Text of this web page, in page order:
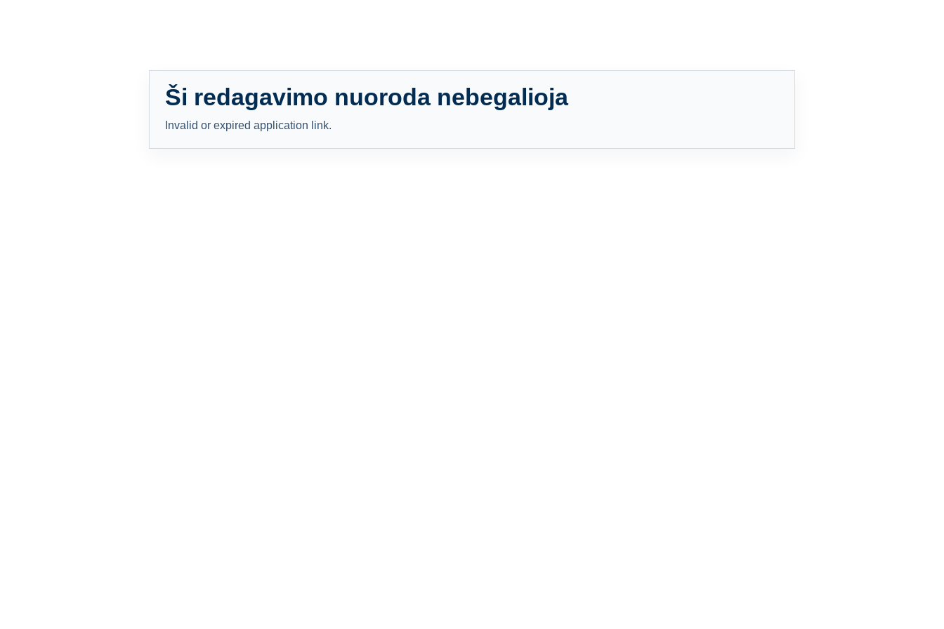
Ši redagavimo nuoroda nebegalioja
Invalid or expired application link.